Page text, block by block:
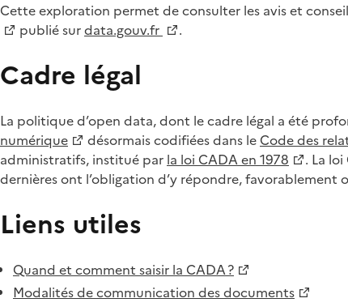
Cette exploration permet de consulter les avis et
publié surdata.gouv.fr .
Cadre légal
La politique d’open data, dont le cadre légal a été
numérique
désormais codifiées dans le Code des
administratifs, institué par la loi CADA en 1978
. La
dernières ont l’obligation d’y répondre, favorablement
Liens utiles
Quand et comment saisir la CADA ?
Modalités de communication des documents